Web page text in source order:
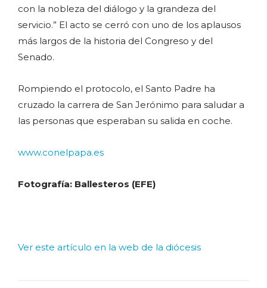
con la nobleza del diálogo y la grandeza del
servicio.” El acto se cerró con uno de los aplausos
más largos de la historia del Congreso y del
Senado.
Rompiendo el protocolo, el Santo Padre ha
cruzado la carrera de San Jerónimo para saludar a
las personas que esperaban su salida en coche.
www.conelpapa.es
Fotografía: Ballesteros (EFE)
Ver este artículo en la web de la diócesis